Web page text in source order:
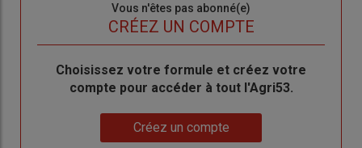
Vous n'êtes pas abonné(e)
CRÉEZ UN COMPTE
BodyChoisissez votre formule et créez votre
compte pour accéder à tout l'Agri53.
Créez un compte